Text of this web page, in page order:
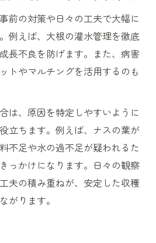
前の対策や日々の工夫で大幅に
例えば、大根の灌水管理を徹底
長不良を防げます。また、病害
トやマルチングを活用するのも
は、原因を特定しやすいように
立ちます。例えば、ナスの葉が
不足や水の過不足が疑われるた
っかけになります。日々の観察
夫の積み重ねが、安定した収穫
がります。